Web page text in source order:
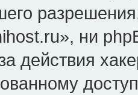
ни
действия